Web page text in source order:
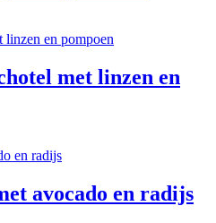
met linzen en
avocado en radijs